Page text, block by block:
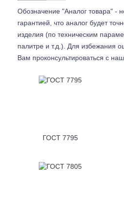
Обозначение "Аналог товара" -
гарантией, что аналог будет
изделия (по техническим
палитре и т.д.). Для избежания
Вам проконсультироваться с
ГОСТ 7795